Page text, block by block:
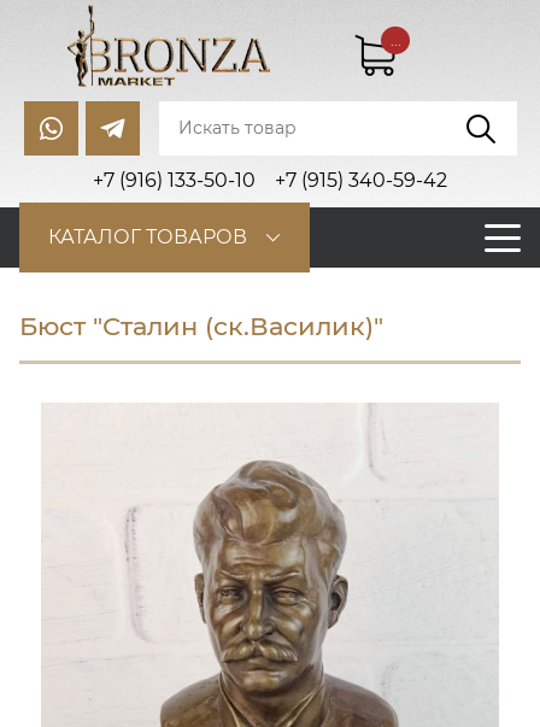
+7 (916) 133-50-10 +7 (915) 340-59-42
...
КАТАЛОГ ТОВАРОВ
Бюст "Сталин (ск.Василик)"